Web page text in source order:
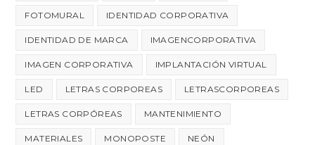
FOTOMURAL IDENTIDAD CORPORATIVA
IDENTIDAD DE MARCA IMAGENCORPORATIVA
IMAGEN CORPORATIVA IMPLANTACIÓN VIRTUAL
LED LETRAS CORPOREAS LETRASCORPOREAS
LETRAS CORPÓREAS MANTENIMIENTO
MATERIALES MONOPOSTE NEÓN